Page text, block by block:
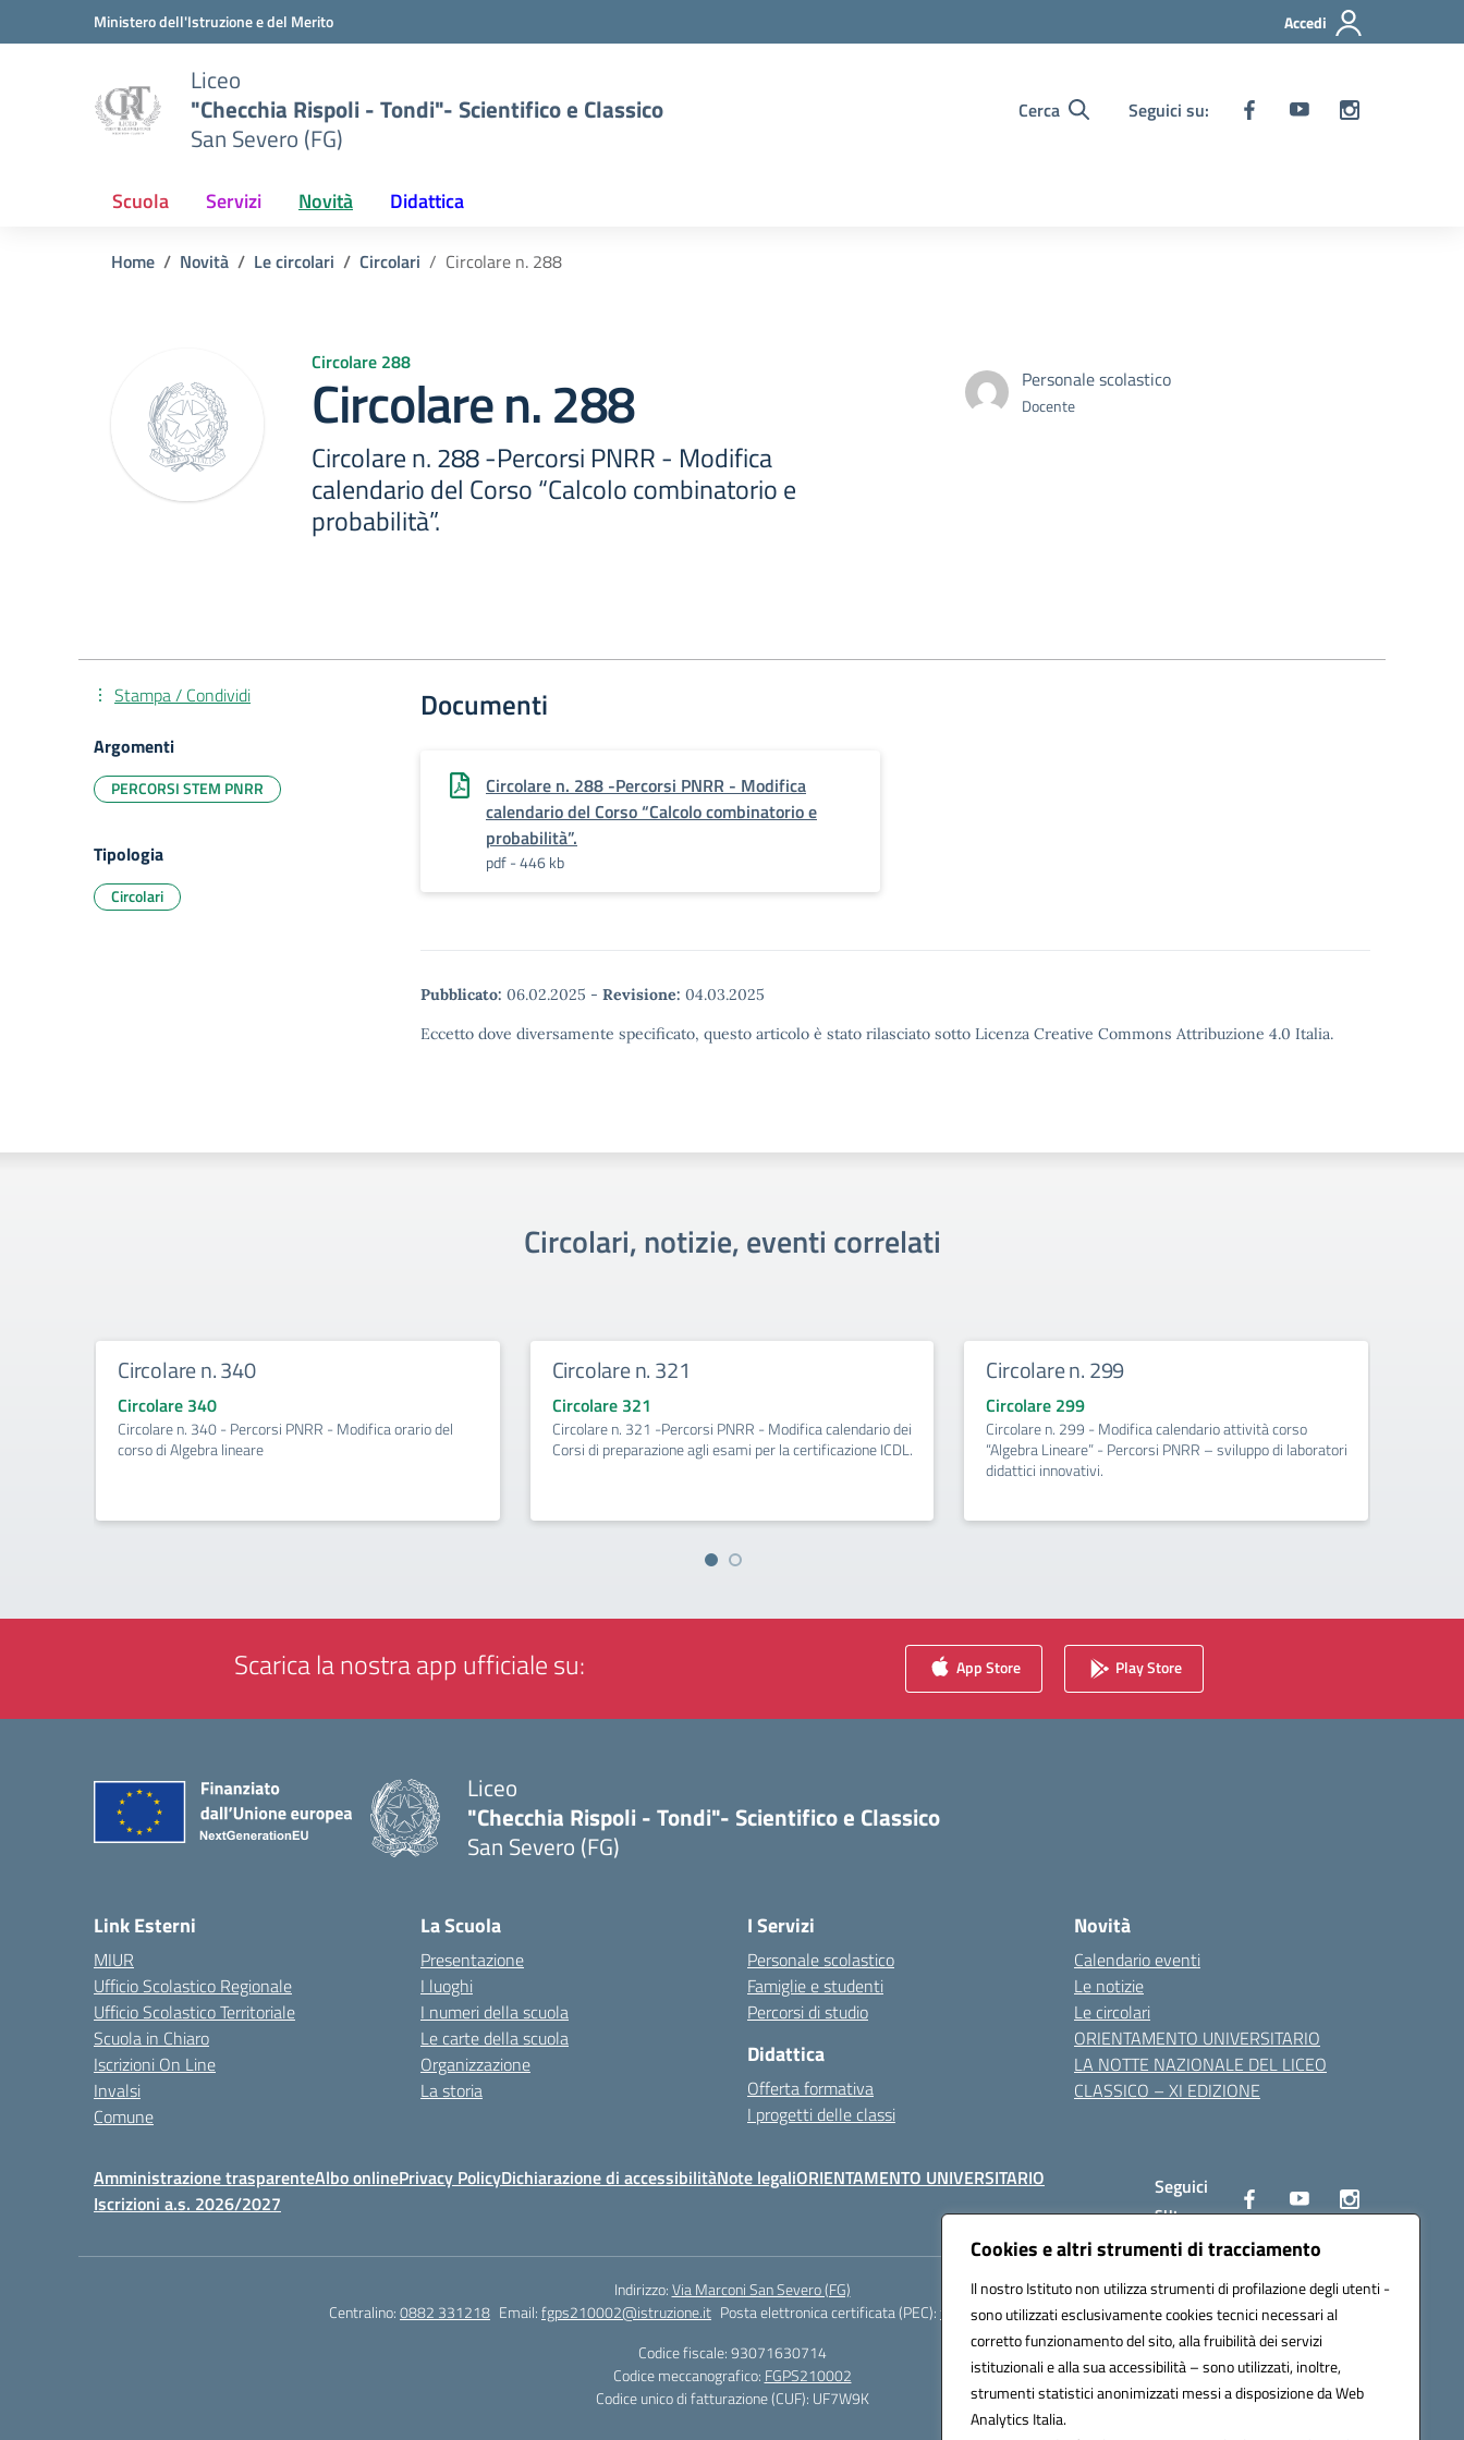
Cookies e altri strumenti di tracciamento
Il nostro Istituto non utilizza strumenti di profilazione degli utenti -
sono utilizzati esclusivamente cookies tecnici necessari al
corretto funzionamento del sito, alla fruibilità dei servizi
istituzionali e alla sua accessibilità – sono utilizzati, inoltre,
strumenti statistici anonimizzati messi a disposizione da Web
Analytics Italia.
Vai ai contenuti
Vai al menu di navigazioneMinistero dell'Istruzione e del Merito Accedi
Liceo
"Checchia Rispoli - Tondi"- Scientifico e Classico
San Severo (FG)
Cerca Seguici su:
Scuola Servizi Novità Didattica
Home Novità Le circolari Circolari Circolare n. 288
Circolare 288
Circolare n. 288
Circolare n. 288 -Percorsi PNRR - Modifica
calendario del Corso “Calcolo combinatorio e
probabilità”.
Personale scolastico
Docente
Documenti
Circolare n. 288 -Percorsi PNRR - Modifica
calendario del Corso “Calcolo combinatorio e
probabilità”.
pdf - 446 kb
Pubblicato: 06.02.2025 - Revisione: 04.03.2025
Eccetto dove diversamente specificato, questo articolo è stato rilasciato sotto Licenza Creative Commons Attribuzione 4.0 Italia.
Stampa / Condividi
Argomenti
PERCORSI STEM PNRR
Tipologia
Circolari
Circolari, notizie, eventi correlati
Circolare n. 340
Circolare 340
Circolare n. 340 - Percorsi PNRR - Modifica orario del
corso di Algebra lineare
Circolare n. 321
Circolare 321
Circolare n. 321 -Percorsi PNRR - Modifica calendario dei
Corsi di preparazione agli esami per la certificazione ICDL.
Circolare n. 299
Circolare 299
Circolare n. 299 - Modifica calendario attività corso
“Algebra Lineare” - Percorsi PNRR – sviluppo di laboratori
didattici innovativi.
Scarica la nostra app ufficiale su: App Store Play Store
Liceo
"Checchia Rispoli - Tondi"- Scientifico e Classico
San Severo (FG)
Link Esterni
MIUR
Ufficio Scolastico Regionale
Ufficio Scolastico Territoriale
Scuola in Chiaro
Iscrizioni On Line
Invalsi
Comune
La Scuola
Presentazione
I luoghi
I numeri della scuola
Le carte della scuola
Organizzazione
La storia
I Servizi
Personale scolastico
Famiglie e studenti
Percorsi di studio
Didattica
Offerta formativa
I progetti delle classi
Novità
Calendario eventi
Le notizie
Le circolari
ORIENTAMENTO UNIVERSITARIO
LA NOTTE NAZIONALE DEL LICEO
CLASSICO – XI EDIZIONE
Amministrazione trasparenteAlbo onlinePrivacy PolicyDichiarazione di accessibilitàNote legaliORIENTAMENTO UNIVERSITARIO
Iscrizioni a.s. 2026/2027
Seguici
su:
Indirizzo:Via Marconi San Severo (FG)
Centralino:0882 331218 Email:fgps210002@istruzione.it Posta elettronica certificata (PEC):fgps210002@pec.istruzione.it
Codice fiscale: 93071630714
Codice meccanografico: FGPS210002
Codice unico di fatturazione (CUF): UF7W9K